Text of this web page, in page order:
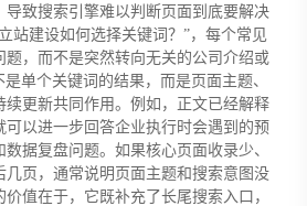
导致搜索引擎难以判断页面到底要解决
站建设如何选择关键词？”，每个常见
题，而不是突然转向无关的公司介绍或
单个关键词的结果，而是页面主题、
续更新共同作用。例如，正文已经解释
可以进一步回答企业执行时会遇到的预
据复盘问题。如果核心页面收录少、
几页，通常说明页面主题和搜索意图没
值在于，它既补充了长尾搜索入口，